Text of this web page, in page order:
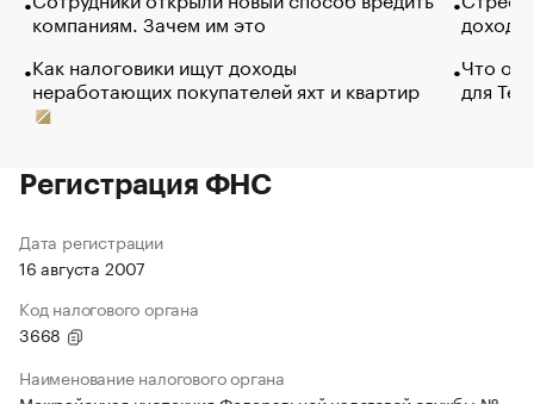
компаниям. Зачем им это
Как налоговики ищут доходы
неработающих покупателей яхт и квартир
Что
для
Регистрация ФНС
Дата регистрации
16 августа 2007
Код налогового органа
3668
Наименование налогового органа